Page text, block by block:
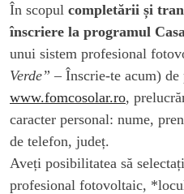
În scopul completării și
înscriere la programul
unui sistem profesional
Verde” – Înscrie-te acum)
www.fomcosolar.ro,
caracter personal: nume,
de telefon, județ.
Aveți posibilitatea să
profesional fotovoltaic,